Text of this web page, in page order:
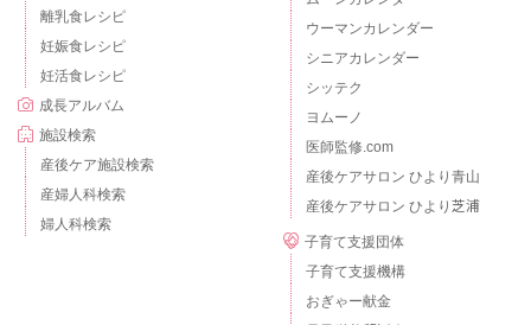
離乳食レシピ
妊娠食レシピ
妊活食レシピ
成長アルバム
施設検索
産後ケア施設検索
産婦人科検索
婦人科検索
ウーマンカレンダー
シニアカレンダー
シッテク
ヨムーノ
医師監修.com
産後ケアサロン ひより青山
産後ケアサロン ひより芝浦
子育て支援団体
子育て支援機構
おぎゃー献金